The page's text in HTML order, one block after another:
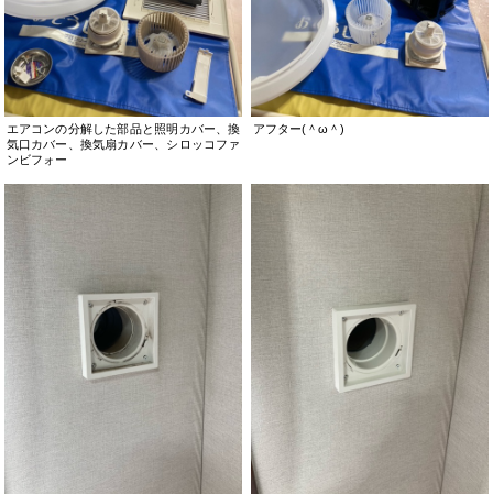
エアコンの分解した部品と照明カバー、換
気口カバー、換気扇カバー、シロッコファ
ンビフォー
アフター(＾ω＾)